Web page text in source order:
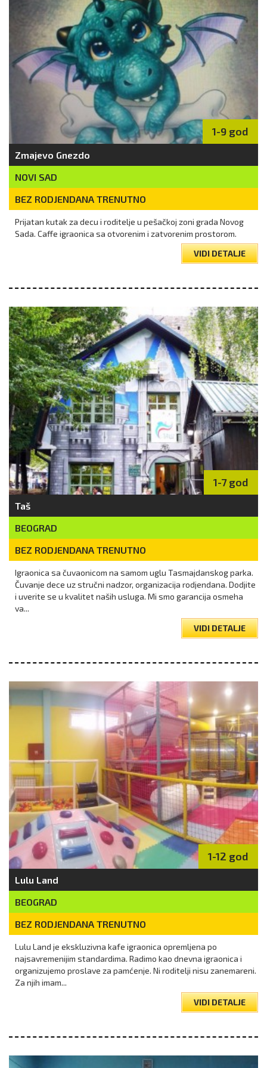
1-9 god
Zmajevo Gnezdo
NOVI SAD
BEZ RODJENDANA TRENUTNO
Prijatan kutak za decu i roditelje u pešačkoj zoni grada Novog
Sada. Caffe igraonica sa otvorenim i zatvorenim prostorom.
VIDI DETALJE
1-7 god
Taš
BEOGRAD
BEZ RODJENDANA TRENUTNO
Igraonica sa čuvaonicom na samom uglu Tasmajdanskog parka.
Čuvanje dece uz stručni nadzor, organizacija rodjendana. Dodjite
i uverite se u kvalitet naših usluga. Mi smo garancija osmeha
va...
VIDI DETALJE
1-12 god
Lulu Land
BEOGRAD
BEZ RODJENDANA TRENUTNO
Lulu Land je ekskluzivna kafe igraonica opremljena po
najsavremenijim standardima. Radimo kao dnevna igraonica i
organizujemo proslave za pamćenje. Ni roditelji nisu zanemareni.
Za njih imam...
VIDI DETALJE